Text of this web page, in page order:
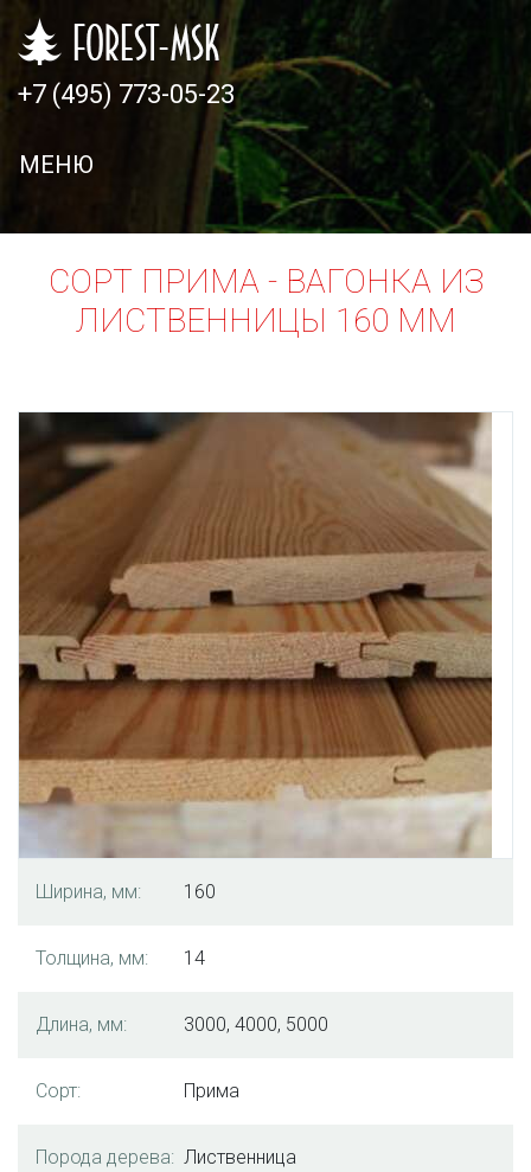
+7 (495) 773-05-23
МЕНЮ
СОРТ ПРИМА - ВАГОНКА ИЗ
ЛИСТВЕННИЦЫ 160 ММ
Ширина, мм: 160
Толщина, мм: 14
Длина, мм: 3000, 4000, 5000
Сорт: Прима
Порода дерева: Лиственница
Главная
Продукция
лист
Доставка
Контакты